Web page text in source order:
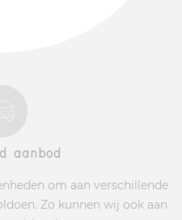
aanbod
om aan verschillende
Zo kunnen wij ook aan